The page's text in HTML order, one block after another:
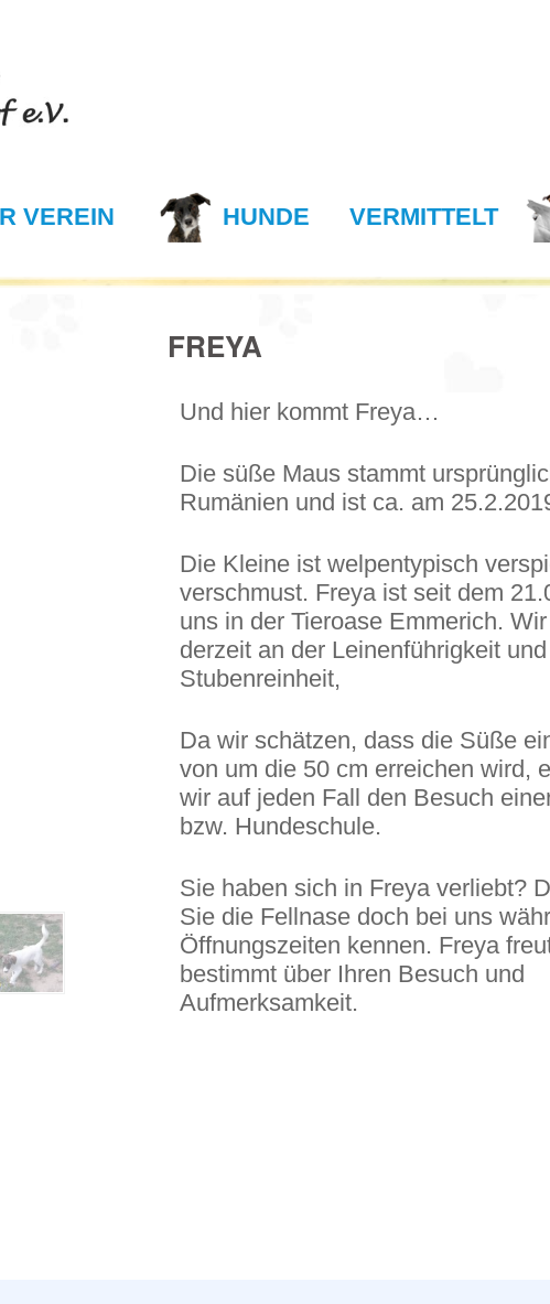
VEREIN HUNDE VERMITTELT
FREYA
Und hier kommt Freya…
Die süße Maus stammt
Rumänien und ist ca. am
Die Kleine ist welpentypisch
verschmust. Freya ist seit dem
uns in der Tieroase Emmerich.
derzeit an der Leinenführigkeit und
Stubenreinheit,
Da wir schätzen, dass die Süße
von um die 50 cm erreichen wird,
wir auf jeden Fall den Besuch
bzw. Hundeschule.
Sie haben sich in Freya verliebt?
Sie die Fellnase doch bei uns
Öffnungszeiten kennen. Freya
bestimmt über Ihren Besuch und
Aufmerksamkeit.